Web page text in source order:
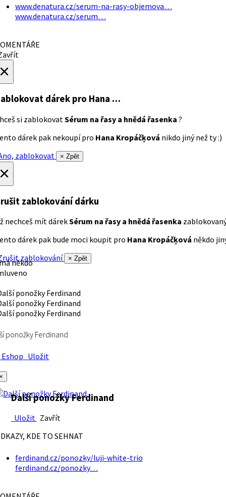
www.denatura.cz/serum-na-rasy-objemova…
www.denatura.cz/serum…
dárek pro Hana …
si zablokovatSérum na řasy a hnědá řasenka ?
dárek pak nekoupí pro Hana Kropáčķová nikdo jiný než ty :)
zablokovat
× Zpět
zablokování dárku
nechceš mít dárekSérum na řasy a hnědá řasenka
dárek pak bude moci koupit pro Hana Kropáčķová někdo
zablokování
× Zpět
někdo
ponožky Ferdinand
Uložit
Další ponožky Ferdinand
Uložit Zavřít
KDE TO SEHNAT
ferdinand.cz/ponozky/luji-white-trio
ferdinand.cz/ponozky…